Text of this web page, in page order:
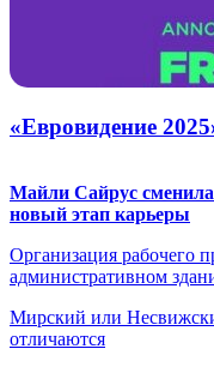
«Евровидение
Майли Сайрус
новый этап карьеры
Организация рабочего
административном
Мирский или
отличаются